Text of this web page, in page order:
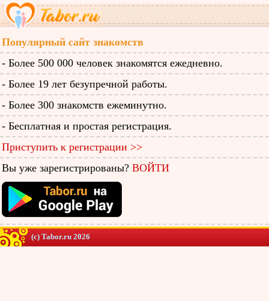
Популярный сайт знакомств
- Более 500 000 человек знакомятся ежедневно.
- Более 19 лет безупречной работы.
- Более 300 знакомств ежеминутно.
- Бесплатная и простая регистрация.
Приступить к регистрации >>
Вы уже зарегистрированы? ВОЙТИ
(c) Tabor.ru 2026